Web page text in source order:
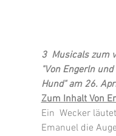
3  Musicals zum
"Von Engerln
Hund" am 26.
Zum Inhalt Von
Ein  Wecker
Emanuel die